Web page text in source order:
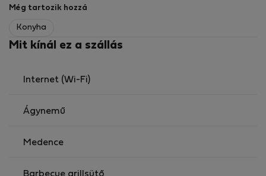
Még tartozik hozzá
Konyha
Mit kínál ez a szállás
Internet (Wi-Fi)
Ágynemű
Medence
Barbecue grillsütő